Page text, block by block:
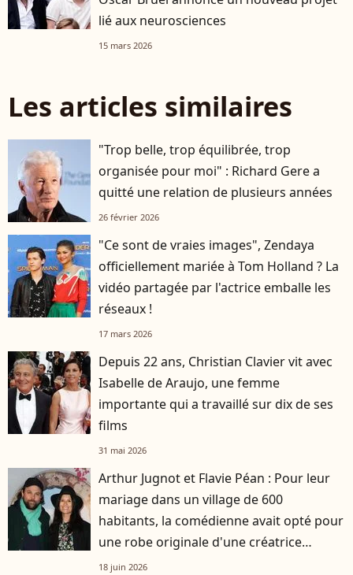
lié aux neurosciences
15 mars 2026
Les articles similaires
"Trop belle, trop équilibrée, trop
organisée pour moi" : Richard Gere a
quitté une relation de plusieurs années
26 février 2026
"Ce sont de vraies images", Zendaya
officiellement mariée à Tom Holland ? La
vidéo partagée par l'actrice emballe les
réseaux !
17 mars 2026
Depuis 22 ans, Christian Clavier vit avec
Isabelle de Araujo, une femme
importante qui a travaillé sur dix de ses
films
31 mai 2026
Arthur Jugnot et Flavie Péan : Pour leur
mariage dans un village de 600
habitants, la comédienne avait opté pour
une robe originale d'une créatrice
française
18 juin 2026